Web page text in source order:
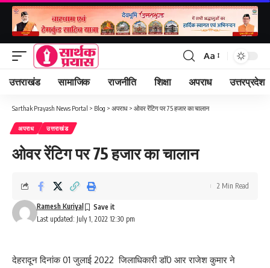
Font
Resizer
Aa
उत्तराखंड सामाजिक राजनीति शिक्षा अपराध उत्तरप्रदेश
Sarthak Prayash News Portal > Blog > अपराध > ओवर रेंटिग पर 75 हजार का चालान
अपराध उत्तराखंड
ओवर रेंटिग पर 75 हजार का चालान
Last updated: July 1, 2022 12:30 pm
Ramesh Kuriyal
2 Min Read
देहरादून दिनांक 01 जुलाई 2022 जिलाधिकारी डाॅ0 आर राजेश कुमार ने